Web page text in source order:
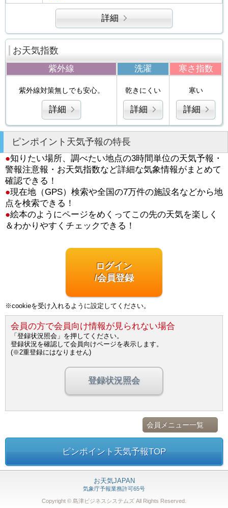
詳細
お天気指数
紫外線 洗濯 寒さ指数
紫外線対策無しでも安心。
詳細
乾きにくい
詳細
寒い
詳細
ピンポイント天気予報の特長
●知りたい場所、調べたい地点の3時間単位の天気予報・
警報注意報・お天気指数など詳細な気象情報がまとめて
確認できる！
●現在地（GPS）検索や全国の7万件の施設名などから地
点を検索できる！
●絵本のようにページをめくってこの先の天気を楽しく
＆わかりやすくチェックできる！
ログイン
/会員登録
※cookieを受け入れるように設定してください。
会員の方で会員向け情報が見られない場合
「登録状況照会」を押してください。
登録状況を確認して会員向けページを表示します。
(※2重登録にはなりません)
登録状況照会
会員メニュー一覧
ピンポイント天気予報TOP
お天気JAPAN
気象庁予報業務許可65号
Copyright © 島津ビジネスシステムズ All Rights Reserved.